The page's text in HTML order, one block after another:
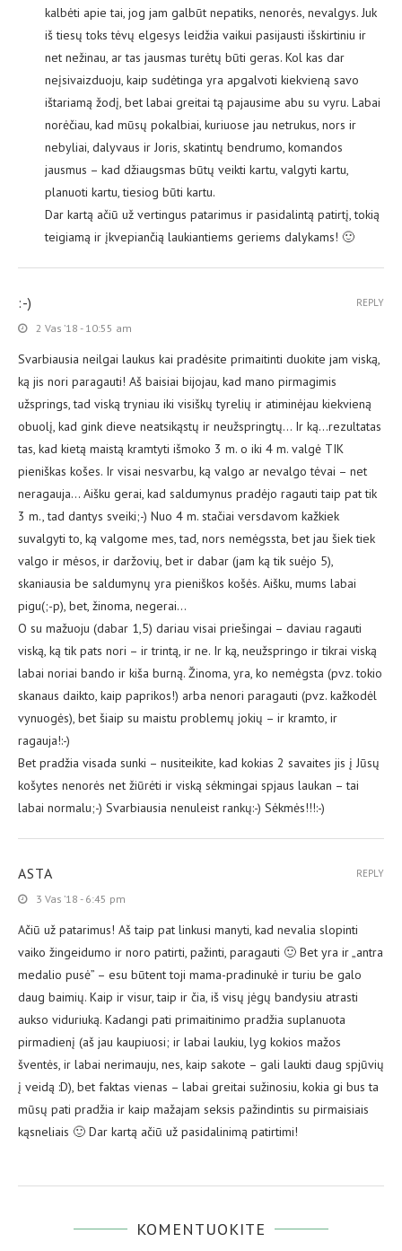
kalbėti apie tai, jog jam galbūt nepatiks, nenorės, nevalgys. Juk
iš tiesų toks tėvų elgesys leidžia vaikui pasijausti išskirtiniu ir
net nežinau, ar tas jausmas turėtų būti geras. Kol kas dar
neįsivaizduoju, kaip sudėtinga yra apgalvoti kiekvieną savo
ištariamą žodį, bet labai greitai tą pajausime abu su vyru. Labai
norėčiau, kad mūsų pokalbiai, kuriuose jau netrukus, nors ir
nebyliai, dalyvaus ir Joris, skatintų bendrumo, komandos
jausmus – kad džiaugsmas būtų veikti kartu, valgyti kartu,
planuoti kartu, tiesiog būti kartu.
Dar kartą ačiū už vertingus patarimus ir pasidalintą patirtį, tokią
teigiamą ir įkvepiančią laukiantiems geriems dalykams! 🙂
:-)
2 Vas ’18 - 10:55 am
Svarbiausia neilgai laukus kai pradėsite primaitinti duokite jam viską,
ką jis nori paragauti! Aš baisiai bijojau, kad mano pirmagimis
užsprings, tad viską tryniau iki visiškų tyrelių ir atiminėjau kiekvieną
obuolį, kad gink dieve neatsikąstų ir neužspringtų… Ir ką…rezultatas
tas, kad kietą maistą kramtyti išmoko 3 m. o iki 4 m. valgė TIK
pieniškas košes. Ir visai nesvarbu, ką valgo ar nevalgo tėvai – net
neragauja… Aišku gerai, kad saldumynus pradėjo ragauti taip pat tik
3 m., tad dantys sveiki;-) Nuo 4 m. stačiai versdavom kažkiek
suvalgyti to, ką valgome mes, tad, nors nemėgssta, bet jau šiek tiek
valgo ir mėsos, ir daržovių, bet ir dabar (jam ką tik suėjo 5),
skaniausia be saldumynų yra pieniškos košės. Aišku, mums labai
pigu(;-p), bet, žinoma, negerai…
O su mažuoju (dabar 1,5) dariau visai priešingai – daviau ragauti
viską, ką tik pats nori – ir trintą, ir ne. Ir ką, neužspringo ir tikrai viską
labai noriai bando ir kiša burną. Žinoma, yra, ko nemėgsta (pvz. tokio
skanaus daikto, kaip paprikos!) arba nenori paragauti (pvz. kažkodėl
vynuogės), bet šiaip su maistu problemų jokių – ir kramto, ir
ragauja!:-)
Bet pradžia visada sunki – nusiteikite, kad kokias 2 savaites jis į Jūsų
košytes nenorės net žiūrėti ir viską sėkmingai spjaus laukan – tai
labai normalu;-) Svarbiausia nenuleist rankų:-) Sėkmės!!!:-)
REPLY
ASTA
3 Vas ’18 - 6:45 pm
Ačiū už patarimus! Aš taip pat linkusi manyti, kad nevalia slopinti
vaiko žingeidumo ir noro patirti, pažinti, paragauti 🙂 Bet yra ir „antra
medalio pusė” – esu būtent toji mama-pradinukė ir turiu be galo
daug baimių. Kaip ir visur, taip ir čia, iš visų jėgų bandysiu atrasti
aukso viduriuką. Kadangi pati primaitinimo pradžia suplanuota
pirmadienį (aš jau kaupiuosi; ir labai laukiu, lyg kokios mažos
šventės, ir labai nerimauju, nes, kaip sakote – gali laukti daug spjūvių
į veidą :D), bet faktas vienas – labai greitai sužinosiu, kokia gi bus ta
mūsų pati pradžia ir kaip mažajam seksis pažindintis su pirmaisiais
kąsneliais 🙂 Dar kartą ačiū už pasidalinimą patirtimi!
REPLY
KOMENTUOKITE